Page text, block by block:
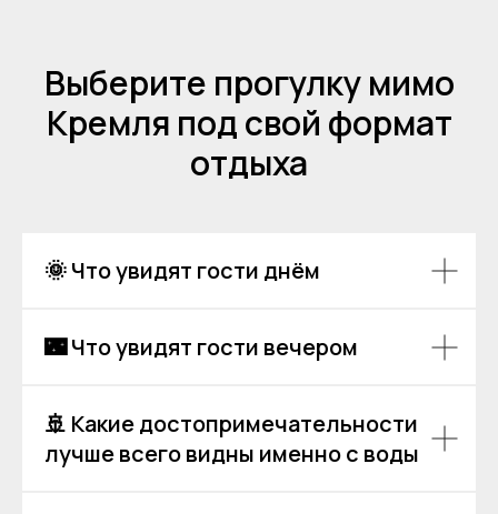
Выберите прогулку мимо
Кремля под свой формат
отдыха
🌞 Что увидят гости днём
🌃 Что увидят гости вечером
🚢 Какие достопримечательности
лучше всего видны именно с воды
+7
персональных данных на условиях
Согласияи подтверждаю, что
ознакомлен(а) сПолитикой обработки
персональных данных.